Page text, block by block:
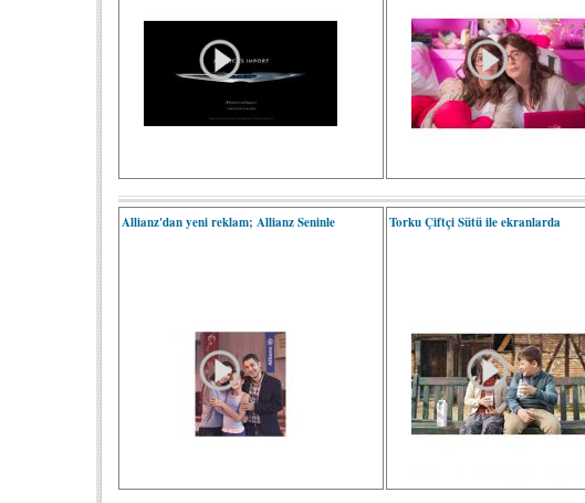
Allianz'dan yeni reklam; Allianz Seninle Torku Çiftçi Sütü ile ekranlarda